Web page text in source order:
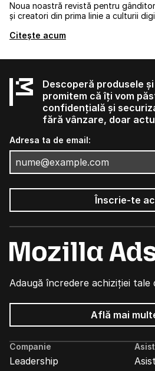
Noua noastră revistă pentru
și creatori din prima linie a culturii
Citește acum
Descoperă produsele
promitem că îți vom
confidențială și
fără vânzare, doar
Adresa ta de email:
Înscrie-te
Adaugă încredere achiziției tale
Află mai
Companie
Leadership